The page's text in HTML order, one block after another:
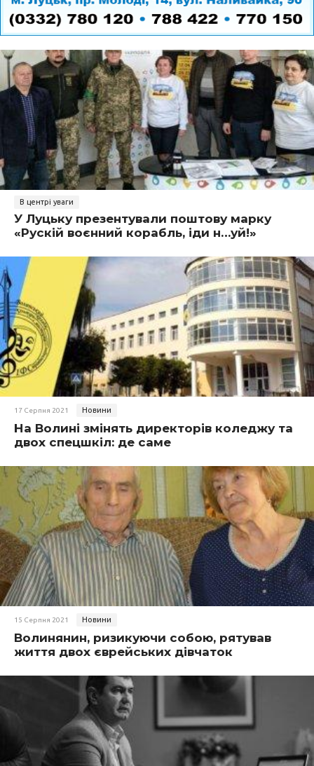
В центрі уваги
У Луцьку презентували поштову марку
«Рускій воєнний корабль, іди н…уй!»
17 Серпня 2021 Новини
На Волині змінять директорів коледжу та
двох спецшкіл: де саме
15 Серпня 2021 Новини
Волинянин, ризикуючи собою, рятував
життя двох єврейських дівчаток